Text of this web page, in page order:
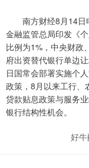
南方财经8月14日电
金融监管总局印发《
比例为1%，中央财政
府出资替代银行单边
日国常会部署实施个
政策，8月以来工行、
贷款贴息政策与服务
银行结构性机会。
好牛